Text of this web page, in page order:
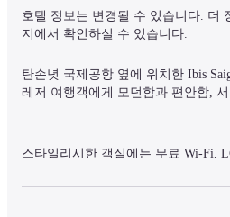
호텔 정보는 변경될 수 있습니다. 더
지에서 확인하실 수 있습니다.
탄손녓 국제공항 옆에 위치한 Ibis
레저 여행객에게 모던함과 편안함,
스타일리시한 객실에는 무료 Wi-Fi,